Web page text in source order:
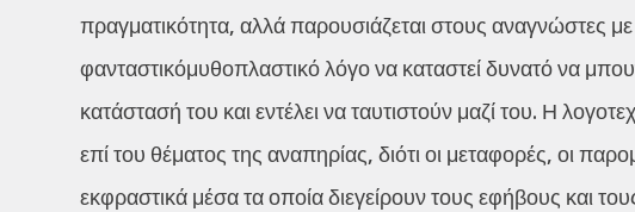
πραγματικότητα, αλλά παρουσιάζεται στους αναγνώστες
φανταστικόμυθοπλαστικό λόγο να καταστεί δυνατό να
κατάστασή του και εντέλει να ταυτιστούν μαζί του. Η
επί του θέματος της αναπηρίας, διότι οι μεταφορές, οι
εκφραστικά μέσα τα οποία διεγείρουν τους εφήβους και